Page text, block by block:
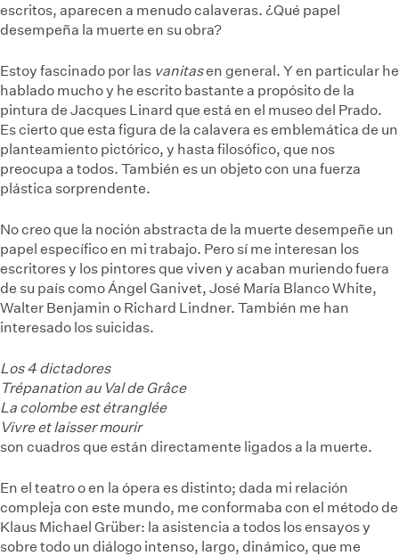
escritos, aparecen a menudo calaveras. ¿Qué papel
desempeña la muerte en su obra?
Estoy fascinado por las vanitasen general. Y en particular he
hablado mucho y he escrito bastante a propósito de la
pintura de Jacques Linard que está en el museo del Prado.
Es cierto que esta figura de la calavera es emblemática de un
planteamiento pictórico, y hasta filosófico, que nos
preocupa a todos. También es un objeto con una fuerza
plástica sorprendente.
No creo que la noción abstracta de la muerte desempeñe un
papel específico en mi trabajo. Pero sí me interesan los
escritores y los pintores que viven y acaban muriendo fuera
de su país como Ángel Ganivet, José María Blanco White,
Walter Benjamin o Richard Lindner. También me han
interesado los suicidas.
Los 4 dictadores
Trépanation au Val de Grâce
La colombe est étranglée
Vivre et laisser mourir
son cuadros que están directamente ligados a la muerte.
En el teatro o en la ópera es distinto; dada mi relación
compleja con este mundo, me conformaba con el método de
Klaus Michael Grüber: la asistencia a todos los ensayos y
sobre todo un diálogo intenso, largo, dinámico, que me